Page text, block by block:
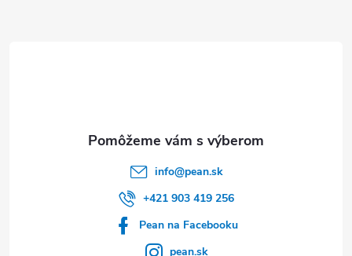
info@pean.sk
+421 903 419 256
Pean na Facebooku
pean.sk